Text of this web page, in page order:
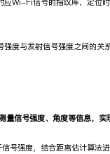
度与发射信号强度之间的关
量信号强度、角度等信息，实
号强度，结合距离估计算法进